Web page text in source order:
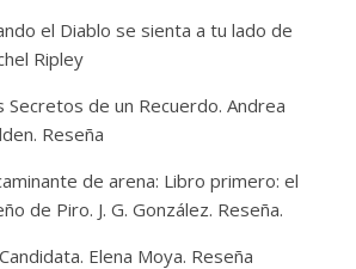
el Diablo se sienta a tu lado de
Ripley
Secretos de un Recuerdo. Andrea
Reseña
de arena: Libro primero: el
de Piro. J. G. González. Reseña.
Elena Moya. Reseña